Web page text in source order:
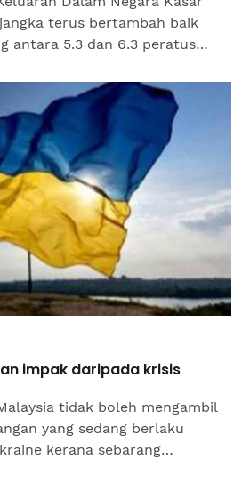
terus bertambah baik
antara 5.3 dan 6.3 peratus
pada...
impak daripada krisis
tidak boleh mengambil
yang sedang berlaku
kerana sebarang